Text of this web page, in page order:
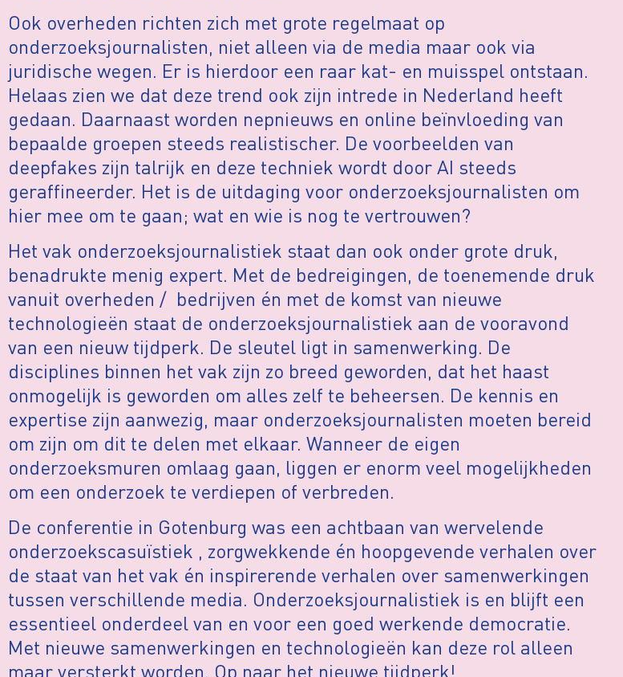
Ook overheden richten zich met grote regelmaat op
onderzoeksjournalisten, niet alleen via de media maar ook via
juridische wegen. Er is hierdoor een raar kat- en muisspel ontstaan.
Helaas zien we dat deze trend ook zijn intrede in Nederland heeft
gedaan. Daarnaast worden nepnieuws en online beïnvloeding van
bepaalde groepen steeds realistischer. De voorbeelden van
deepfakes zijn talrijk en deze techniek wordt door AI steeds
geraffineerder. Het is de uitdaging voor onderzoeksjournalisten om
hier mee om te gaan; wat en wie is nog te vertrouwen?
Het vak onderzoeksjournalistiek staat dan ook onder grote druk,
benadrukte menig expert. Met de bedreigingen, de toenemende druk
vanuit overheden / bedrijven én met de komst van nieuwe
technologieën staat de onderzoeksjournalistiek aan de vooravond
van een nieuw tijdperk. De sleutel ligt in samenwerking. De
disciplines binnen het vak zijn zo breed geworden, dat het haast
onmogelijk is geworden om alles zelf te beheersen. De kennis en
expertise zijn aanwezig, maar onderzoeksjournalisten moeten bereid
om zijn om dit te delen met elkaar. Wanneer de eigen
onderzoeksmuren omlaag gaan, liggen er enorm veel mogelijkheden
om een onderzoek te verdiepen of verbreden.
De conferentie in Gotenburg was een achtbaan van wervelende
onderzoekscasuïstiek , zorgwekkende én hoopgevende verhalen over
de staat van het vak én inspirerende verhalen over samenwerkingen
tussen verschillende media. Onderzoeksjournalistiek is en blijft een
essentieel onderdeel van en voor een goed werkende democratie.
Met nieuwe samenwerkingen en technologieën kan deze rol alleen
maar versterkt worden. Op naar het nieuwe tijdperk!